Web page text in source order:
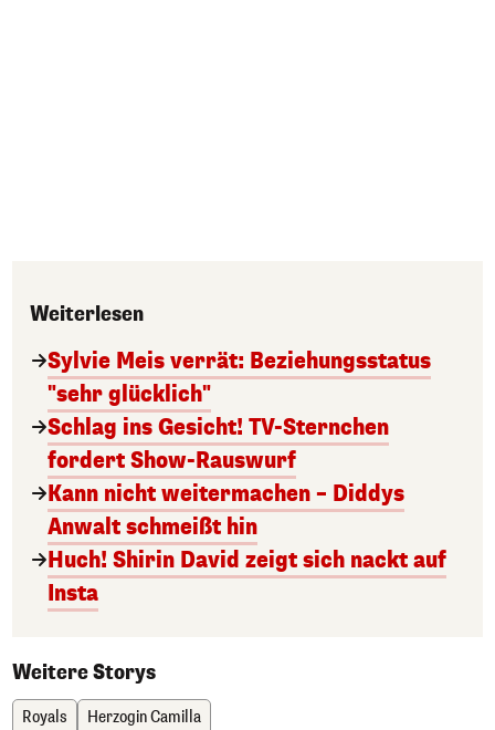
Weiterlesen
Sylvie Meis verrät: Beziehungsstatus
"sehr glücklich"
Schlag ins Gesicht! TV-Sternchen
fordert Show-Rauswurf
Kann nicht weitermachen – Diddys
Anwalt schmeißt hin
Huch! Shirin David zeigt sich nackt auf
Insta
Weitere Storys
Royals Herzogin Camilla